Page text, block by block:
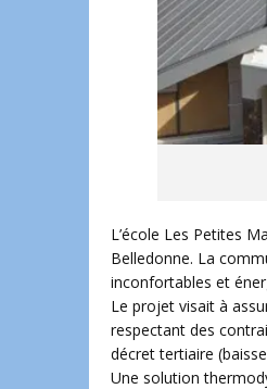
L’école Les Petites
Belledonne. La
inconfortables et
Le projet visait à
respectant des
décret tertiaire
Une solution